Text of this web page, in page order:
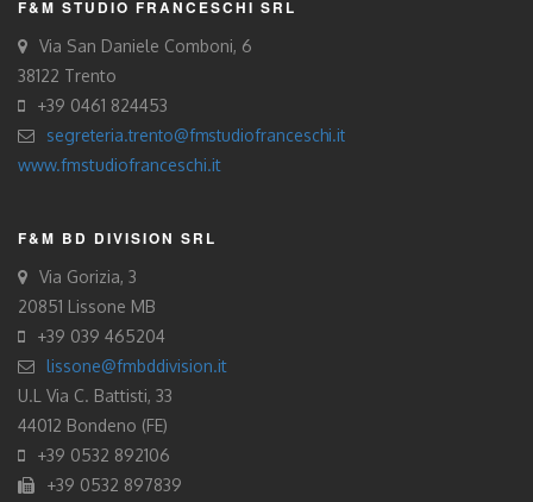
F&M STUDIO FRANCESCHI SRL
Via San Daniele Comboni, 6
38122 Trento
+39 0461 824453
segreteria.trento@fmstudiofranceschi.it
www.fmstudiofranceschi.it
F&M BD DIVISION SRL
Via Gorizia, 3
20851 Lissone MB
+39 039 465204
lissone@fmbddivision.it
U.L Via C. Battisti, 33
44012 Bondeno (FE)
+39 0532 892106
+39 0532 897839